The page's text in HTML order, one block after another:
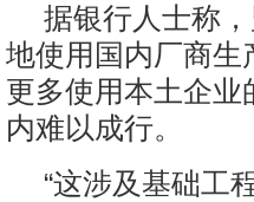
据银行人士称
地使用国内厂商生
更多使用本土企
内难以成行。
“这涉及基础工